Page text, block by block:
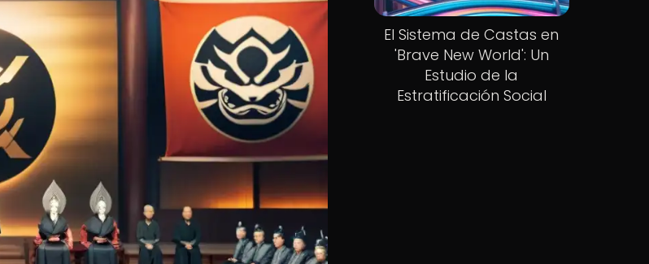
El Sistema de Castas en
'Brave New World': Un
Estudio de la
Estratificación Social